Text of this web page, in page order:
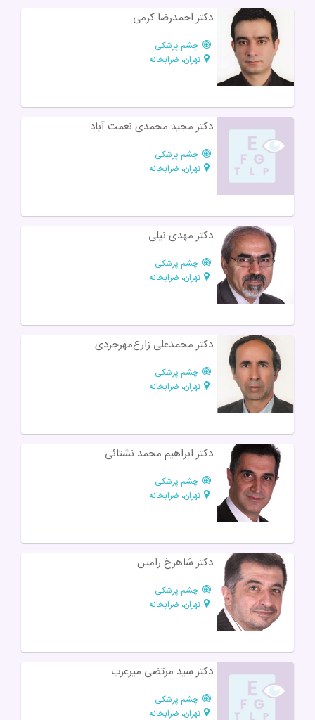
دکتر احمدرضا کرمی
چشم پزشکی
تهران، ضرابخانه
دکتر مجید محمدی نعمت آباد
چشم پزشکی
تهران، ضرابخانه
دکتر مهدی نیلی
چشم پزشکی
تهران، ضرابخانه
دکتر محمدعلی زارع‌مهرجردی
چشم پزشکی
تهران، ضرابخانه
دکتر ابراهیم محمد نشتائی
چشم پزشکی
تهران، ضرابخانه
دکتر شاهرخ رامین
چشم پزشکی
تهران، ضرابخانه
دکتر سید مرتضی میرعرب
چشم پزشکی
تهران، ضرابخانه